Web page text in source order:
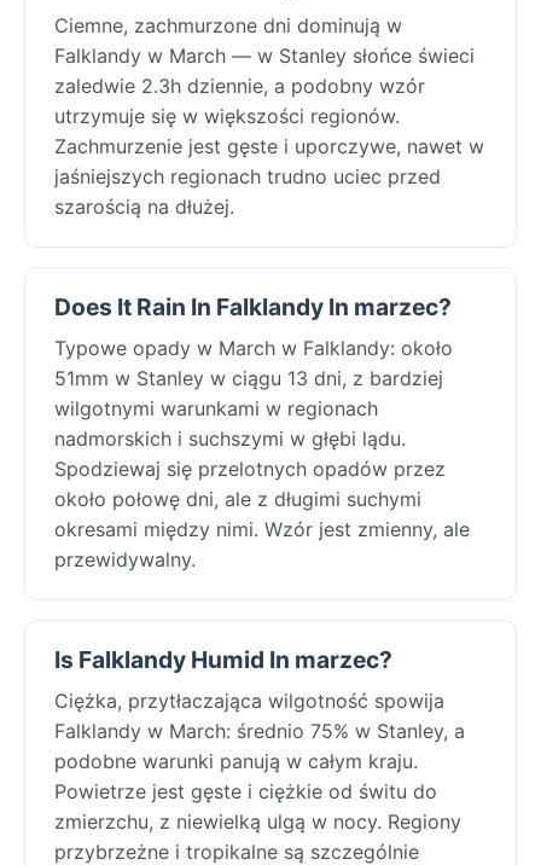
Ciemne, zachmurzone dni dominują w
Falklandy w March — w Stanley słońce świeci
zaledwie 2.3h dziennie, a podobny wzór
utrzymuje się w większości regionów.
Zachmurzenie jest gęste i uporczywe, nawet w
jaśniejszych regionach trudno uciec przed
szarością na dłużej.
Does It Rain In Falklandy In marzec?
Typowe opady w March w Falklandy: około
51mm w Stanley w ciągu 13 dni, z bardziej
wilgotnymi warunkami w regionach
nadmorskich i suchszymi w głębi lądu.
Spodziewaj się przelotnych opadów przez
około połowę dni, ale z długimi suchymi
okresami między nimi. Wzór jest zmienny, ale
przewidywalny.
Is Falklandy Humid In marzec?
Ciężka, przytłaczająca wilgotność spowija
Falklandy w March: średnio 75% w Stanley, a
podobne warunki panują w całym kraju.
Powietrze jest gęste i ciężkie od świtu do
zmierzchu, z niewielką ulgą w nocy. Regiony
przybrzeżne i tropikalne są szczególnie